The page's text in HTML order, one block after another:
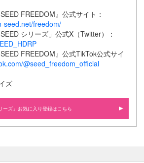
FREEDOM』公式サイト：
seed.net/freedom/
シリーズ」公式X（Twitter）：
FREEDOM』公式TikTok公式サイ
@seed_freedom_official
ズ
ーズ」お気に入り登録はこちら